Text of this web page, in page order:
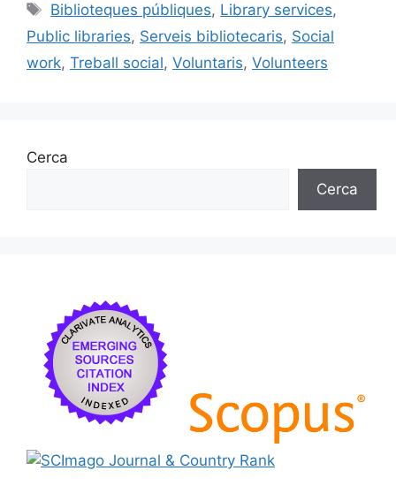
b
o
k
y
dI
n
ar
te
Etiquetes
Biblioteques públiques, Library services,
Public libraries, Serveis bibliotecaris, Social
work, Treball social, Voluntaris, Volunteers
Cerca
Cerca